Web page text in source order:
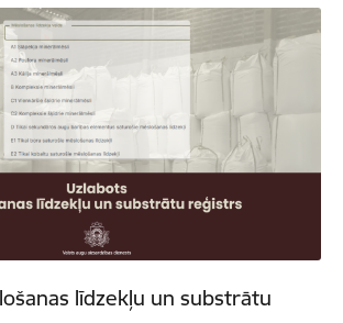
līdzekļu un substrātu